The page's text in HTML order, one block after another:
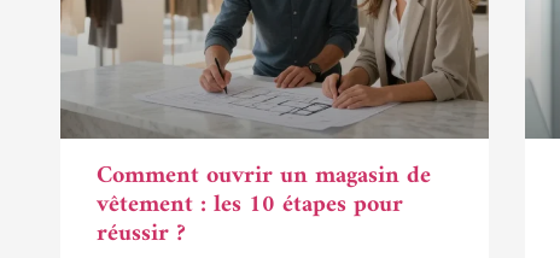
Comment ouvrir un magasin de
vêtement : les 10 étapes pour
réussir ?